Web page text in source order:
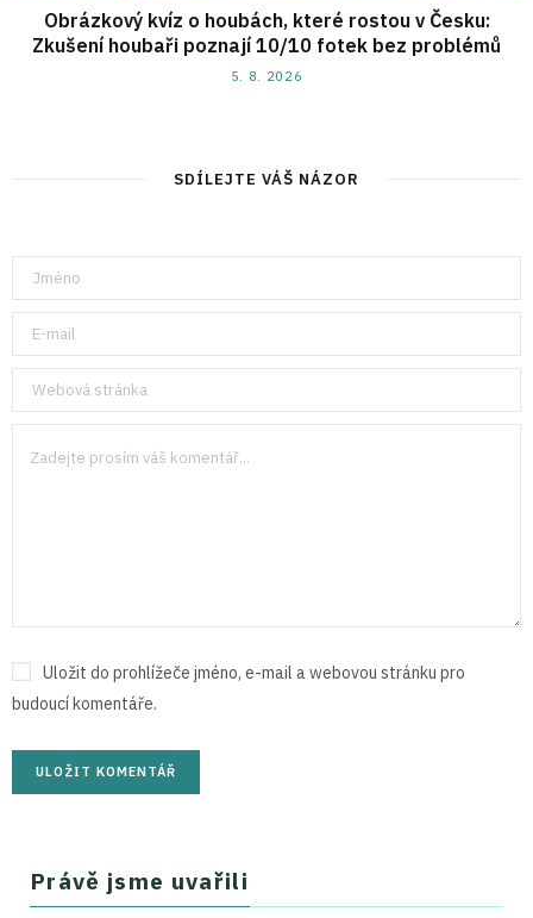
Obrázkový kvíz o houbách, které rostou v Česku:
Zkušení houbaři poznají 10/10 fotek bez problémů
5. 8. 2026
SDÍLEJTE VÁŠ NÁZOR
Uložit do prohlížeče jméno, e-mail a webovou stránku pro
budoucí komentáře.
Právě jsme uvařili